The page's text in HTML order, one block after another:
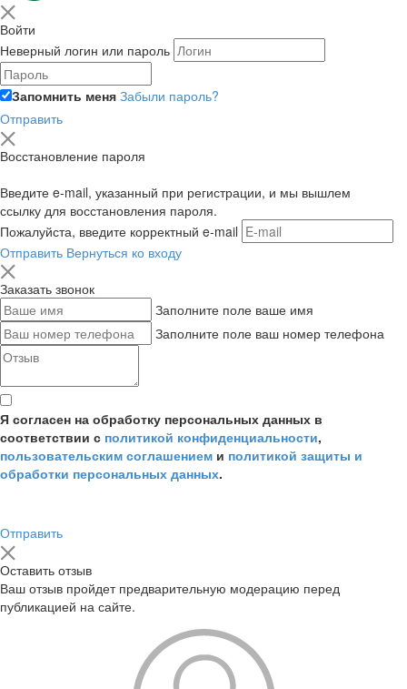
Войти
Неверный логин или пароль
Запомнить меня Забыли пароль?
Отправить
Восстановление пароля
Введите e-mail, указанный при регистрации, и мы вышлем
ссылку для восстановления пароля.
Пожалуйста, введите корректный e-mail
Отправить Вернуться ко входу
Заказать звонок
Заполните поле ваше имя
Заполните поле ваш номер телефона
Я согласен на обработку персональных данных в
соответствии с политикой конфиденциальности,
пользовательским соглашением и политикой защиты и
обработки персональных данных.
Отправить
Оставить отзыв
Ваш отзыв пройдет предварительную модерацию перед
публикацией на сайте.